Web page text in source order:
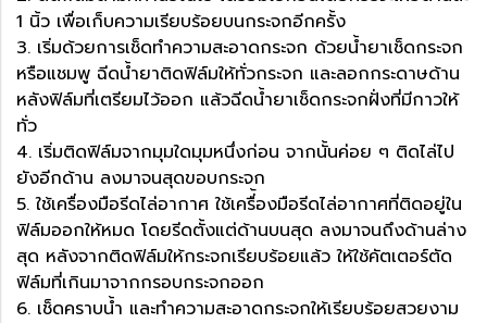
1 นิ้ว เพื่อเก็บความเรียบร้อยบนกระจกอีกครั้ง
3. เริ่มด้วยการเช็ดทำความสะอาดกระจก ด้วยน้ำยาเช็ดกระจก
หรือแชมพู ฉีดน้ำยาติดฟิล์มให้ทั่วกระจก และลอกกระดาษด้าน
หลังฟิล์มที่เตรียมไว้ออก แล้วฉีดน้ำยาเช็ดกระจกฝั่งที่มีกาวให้
ทั่ว
4. เริ่มติดฟิล์มจากมุมใดมุมหนึ่งก่อน จากนั้นค่อย ๆ ติดไล่ไป
ยังอีกด้าน ลงมาจนสุดขอบกระจก
5. ใช้เครื่องมือรีดไล่อากาศ ใช้เครื่้องมือรีดไล่อากาศที่ติดอยู่ใน
ฟิล์มออกให้หมด โดยรีดตั้งแต่ด้านบนสุด ลงมาจนถึงด้านล่าง
สุด หลังจากติดฟิล์มให้กระจกเรียบร้อยแล้ว ให้ใช้คัตเตอร์ตัด
ฟิล์มที่เกินมาจากกรอบกระจกออก
6. เช็ดคราบน้ำ และทำความสะอาดกระจกให้เรียบร้อยสวยงาม